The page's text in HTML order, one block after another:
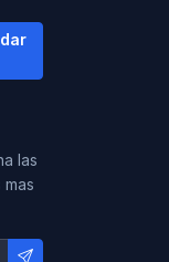
las